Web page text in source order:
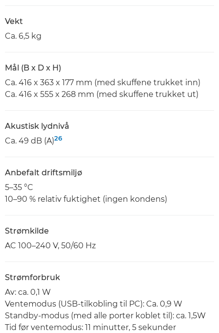
Vekt
Ca. 6,5 kg
Mål (B x D x H)
Ca. 416 x 363 x 177 mm (med skuffene trukket inn)
Ca. 416 x 555 x 268 mm (med skuffene trukket ut)
Akustisk lydnivå
Ca. 49 dB (A)26
Anbefalt driftsmiljø
5–35 °C
10–90 % relativ fuktighet (ingen kondens)
Strømkilde
AC 100–240 V, 50/60 Hz
Strømforbruk
Av: ca. 0,1 W
Ventemodus (USB-tilkobling til PC): Ca. 0,9 W
Standby-modus (med alle porter koblet til): ca. 1,5W
Tid før ventemodus: 11 minutter, 5 sekunder